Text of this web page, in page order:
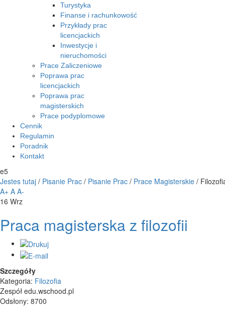
Turystyka
Finanse i rachunkowość
Przykłady prac
licencjackich
Inwestycje i
nieruchomości
Prace Zaliczeniowe
Poprawa prac
licencjackich
Poprawa prac
magisterskich
Prace podyplomowe
Cennik
Regulamin
Poradnik
Kontakt
e5
Jestes tutaj / Pisanie Prac / Pisanie Prac / Prace Magisterskie /
A+ A A-
16 Wrz
Praca magisterska z filozofii
Szczegóły
Kategoria: Filozofia
Zespół edu.wschood.pl
Odsłony: 8700